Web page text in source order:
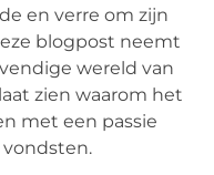
en verre om zijn
blogpost neemt
wereld van
zien waarom het
met een passie